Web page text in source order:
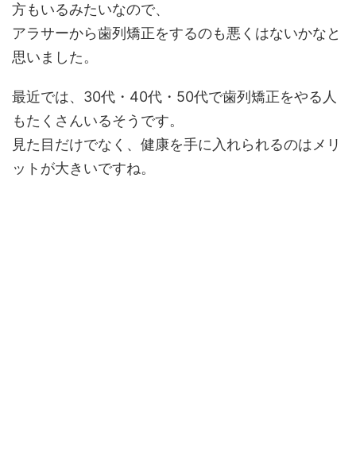
方もいるみたいなので、
アラサーから歯列矯正をするのも悪くはないかなと
思いました。
最近では、30代・40代・50代で歯列矯正をやる人
もたくさんいるそうです。
見た目だけでなく、健康を手に入れられるのはメリ
ットが大きいですね。